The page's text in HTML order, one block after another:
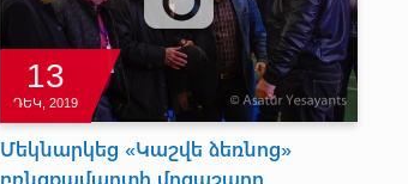
13
ԴԵԿ, 2019
Մեկնարկեց «Կաշվե ձեռնոց»
բռնցքամարտի մրցաշարը